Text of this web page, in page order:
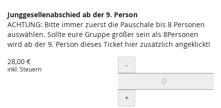
Junggesellenabschied ab der 9. Person
ACHTUNG: Bitte immer zuerst die Pauschale bis 8 Personen
auswählen. Sollte eure Gruppe größer sein als 8Personen
wird ab der 9. Person dieses Ticket hier zusätzlich angeklickt!
28,00 €
inkl. Steuern Menge
-
+